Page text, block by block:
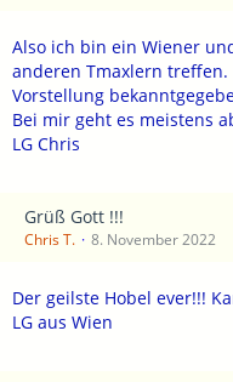
Also ich bin ein Wiener
anderen Tmaxlern
Vorstellung
Bei mir geht es meistens
LG Chris
Grüß Gott !!!
Chris T. 8. November 2022
Der geilste Hobel ever!!!
LG aus Wien